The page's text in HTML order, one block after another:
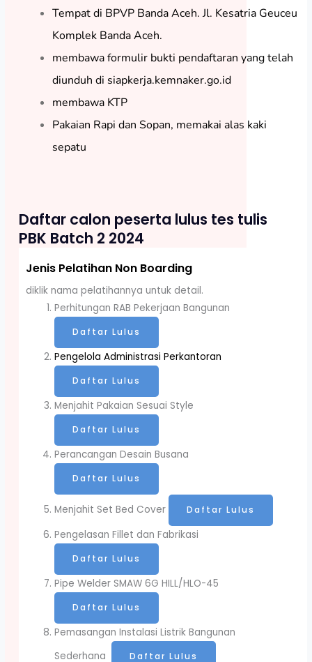
Tempat di BPVP Banda Aceh. Jl. Kesatria Geuceu
Komplek Banda Aceh.
membawa formulir bukti pendaftaran yang telah
diunduh di siapkerja.kemnaker.go.id
membawa KTP
Pakaian Rapi dan Sopan, memakai alas kaki
sepatu
Daftar calon peserta lulus tes tulis
PBK Batch 2 2024
Jenis Pelatihan Non Boarding
diklik nama pelatihannya untuk detail.
Perhitungan RAB Pekerjaan Bangunan
Daftar Lulus
Pengelola Administrasi Perkantoran
Daftar Lulus
Menjahit Pakaian Sesuai Style
Daftar Lulus
Perancangan Desain Busana
Daftar Lulus
Menjahit Set Bed Cover Daftar Lulus
Pengelasan Fillet dan Fabrikasi
Daftar Lulus
Pipe Welder SMAW 6G HILL/HLO-45
Daftar Lulus
Pemasangan Instalasi Listrik Bangunan
Sederhana
Daftar Lulus